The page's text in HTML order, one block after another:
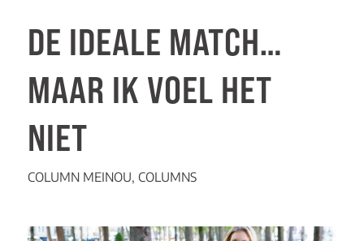
DE IDEALE MATCH…
MAAR IK VOEL HET
NIET
COLUMN MEINOU, COLUMNS